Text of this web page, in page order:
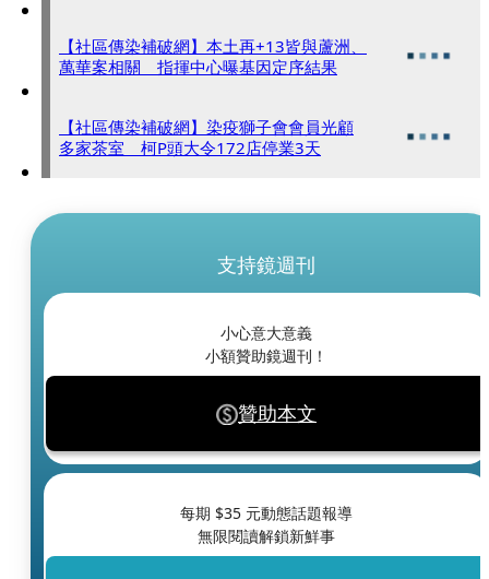
【社區傳染補破網】本土再+13皆與蘆洲、
萬華案相關 指揮中心曝基因定序結果
【社區傳染補破網】染疫獅子會會員光顧
多家茶室 柯P頭大令172店停業3天
支持鏡週刊
小心意大意義
小額贊助鏡週刊！
贊助本文
每期 $35 元動態話題報導
無限閱讀解鎖新鮮事